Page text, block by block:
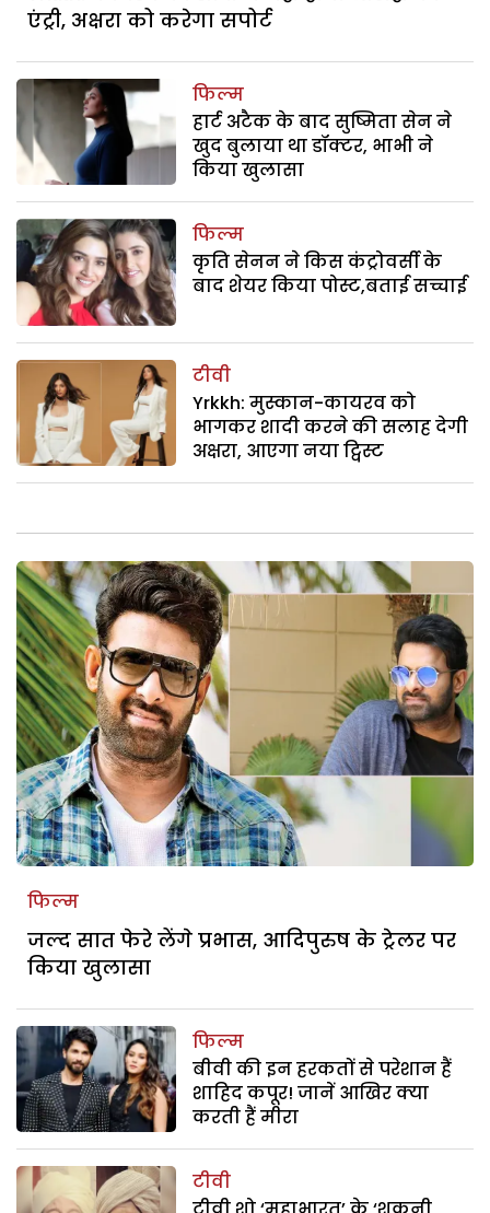
एंट्री, अक्षरा को करेगा सपोर्ट
फिल्म
हार्ट अटैक के बाद सुष्मिता सेन ने
खुद बुलाया था डॉक्टर, भाभी ने
किया खुलासा
फिल्म
कृति सेनन ने किस कंट्रोवर्सी के
बाद शेयर किया पोस्ट,बताई सच्चाई
टीवी
Yrkkh: मुस्कान-कायरव को
भागकर शादी करने की सलाह देगी
अक्षरा, आएगा नया ट्विस्ट
फिल्म
जल्द सात फेरे लेंगे प्रभास, आदिपुरुष के ट्रेलर पर
किया खुलासा
फिल्म
बीवी की इन हरकतों से परेशान हैं
शाहिद कपूर! जानें आखिर क्या
करती हैं मीरा
टीवी